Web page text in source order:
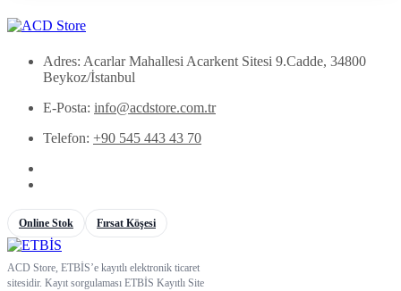
Adres: Acarlar Mahallesi Acarkent Sitesi 9.Cadde, 34800
Beykoz/İstanbul
E-Posta: info@acdstore.com.tr
Telefon: +90 545 443 43 70
Online Stok Fırsat Köşesi
ACD Store, ETBİS’e kayıtlı elektronik ticaret
sitesidir. Kayıt sorgulaması ETBİS Kayıtlı Site